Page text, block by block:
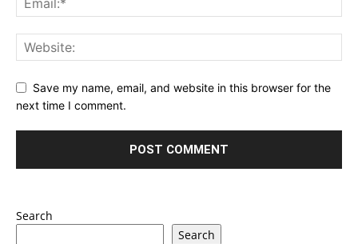
Save my name, email, and website in this browser for the
next time I comment.
Search
Search